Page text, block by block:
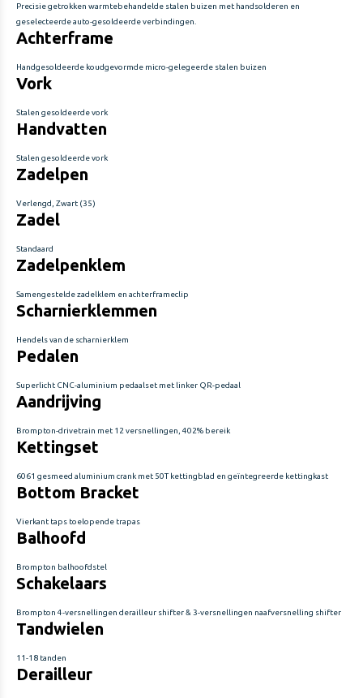
Precisie getrokken warmtebehandelde stalen buizen met handsolderen en
geselecteerde auto-gesoldeerde verbindingen.
Achterframe
Handgesoldeerde koudgevormde micro-gelegeerde stalen buizen
Vork
Stalen gesoldeerde vork
Handvatten
Stalen gesoldeerde vork
Zadelpen
Verlengd, Zwart (35)
Zadel
Standaard
Zadelpenklem
Samengestelde zadelklem en achterframeclip
Scharnierklemmen
Hendels van de scharnierklem
Pedalen
Superlicht CNC-aluminium pedaalset met linker QR-pedaal
Aandrijving
Brompton-drivetrain met 12 versnellingen, 402% bereik
Kettingset
6061 gesmeed aluminium crank met 50T kettingblad en geïntegreerde kettingkast
Bottom Bracket
Vierkant taps toelopende trapas
Balhoofd
Brompton balhoofdstel
Schakelaars
Brompton 4-versnellingen derailleur shifter & 3-versnellingen naafversnelling shifter
Tandwielen
11-18 tanden
Derailleur